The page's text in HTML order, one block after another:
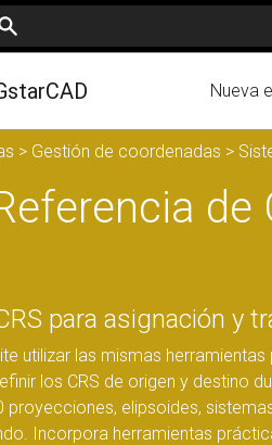
Nueva
> Gestión de coordenadas >
de
para asignación y
utilizar las mismas
los CRS de origen y destino
proyecciones, elipsoides,
Incorpora herramientas